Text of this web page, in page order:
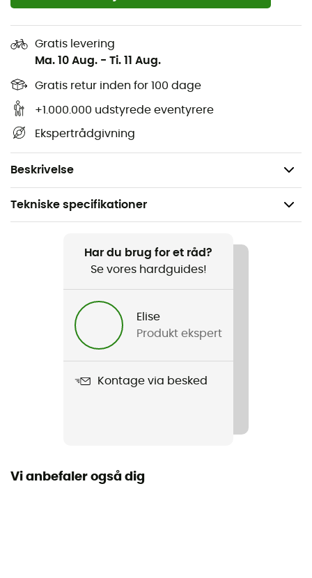
Gratis levering
Ma. 10 Aug. - Ti. 11 Aug.
Gratis retur inden for 100 dage
+1.000.000 udstyrede eventyrere
Ekspertrådgivning
Beskrivelse
mest krævende forhold. Er du klar til at dykke ned i den
ultimative bjergoplevelse med stil og varme?
2 skjulte lynlåslommer foran, kompatible med en
klatresele
Tekniske specifikationer
Bjergbestigning
Lumina 200 Down Jkt M
Anvendt teknologi
Har du brug for et råd?
Se vores hardguides!
Elise
Produkt ekspert
Kontage via besked
Vi anbefaler også dig